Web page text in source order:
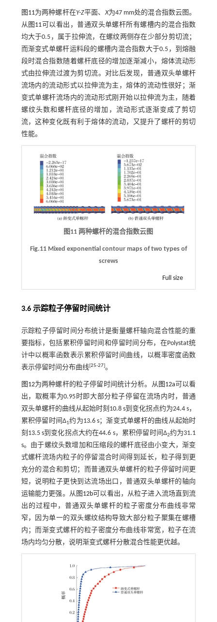
图11为两种螺杆在Y-Z平面、X为47 mm处的混合指数云图。
从 图11 可以看出，普通双头单螺杆所有螺槽内的混合指数
均大于0.5，属于拉伸流，在螺纹两侧存在少部分剪切流；
而渐变式单螺杆运料段的螺槽内混合指数大于0.5，到熔融
段时混合指数随着螺杆底径的增加逐渐减小，熔体流动形
式由拉伸流过渡为剪切流。对比后发现，普通双头单螺杆
流场内的流动形式以拉伸流为主，熔体的流动性很好；渐
变式单螺杆流场内的流动形式刚开始以拉伸流为主，随着
螺纹头数和螺杆底径的增加，流动形式逐渐变成了剪切
流，这种变化既有利于熔体的流动，又提升了螺杆的剪切
性能。
图11 两种螺杆的混合指数云图
Fig.11 Mixed exponential contour maps of two types of
screws
Full size
3.6 示踪粒子停留时间统计
示踪粒子停留时间分布统计是衡量螺杆轴向混合性能的重
要指标，包括累积停留时间和停留时间分布，在Polystat统
计中以概率函数表示累积停留时间曲线，以概率密度函数
表示停留时间分布曲线[25-27]。
图12为两种螺杆的粒子停留时间统计分析。从 图12a 可以看
出，取概率为0.95时即大部分粒子停留在流场内时，普通
双头单螺杆的曲线从起始时刻10.8 s到变化拐点约为24.4 s，
累积停留时间∆1约为13.6 s；渐变式单螺杆的曲线从起始时
刻13.5 s到变化拐点大约在44.6 s，累积停留时间∆2约为31.1
s。由于螺纹头数增加和压缩段的螺杆底径由小变大，渐变
式螺杆流场内粒子的停留混合时间得到延长，粒子得到更
充分的混合和剪切；而普通双头单螺杆的粒子停留时间更
短，说明粒子更快到达流场出口，普通双头单螺杆的轴向
运输能力更强。从 图12b可以看出，从粒子进入流场直到流
出的过程中，普通双头单螺杆的粒子密度分布曲线非常
窄，因为单一的双头螺纹结构导致大部分粒子聚集在螺槽
内；而渐变式螺杆的粒子密度分布曲线非常宽，粒子在流
场内均匀分散，说明渐变式螺杆分散混合性能更优越。